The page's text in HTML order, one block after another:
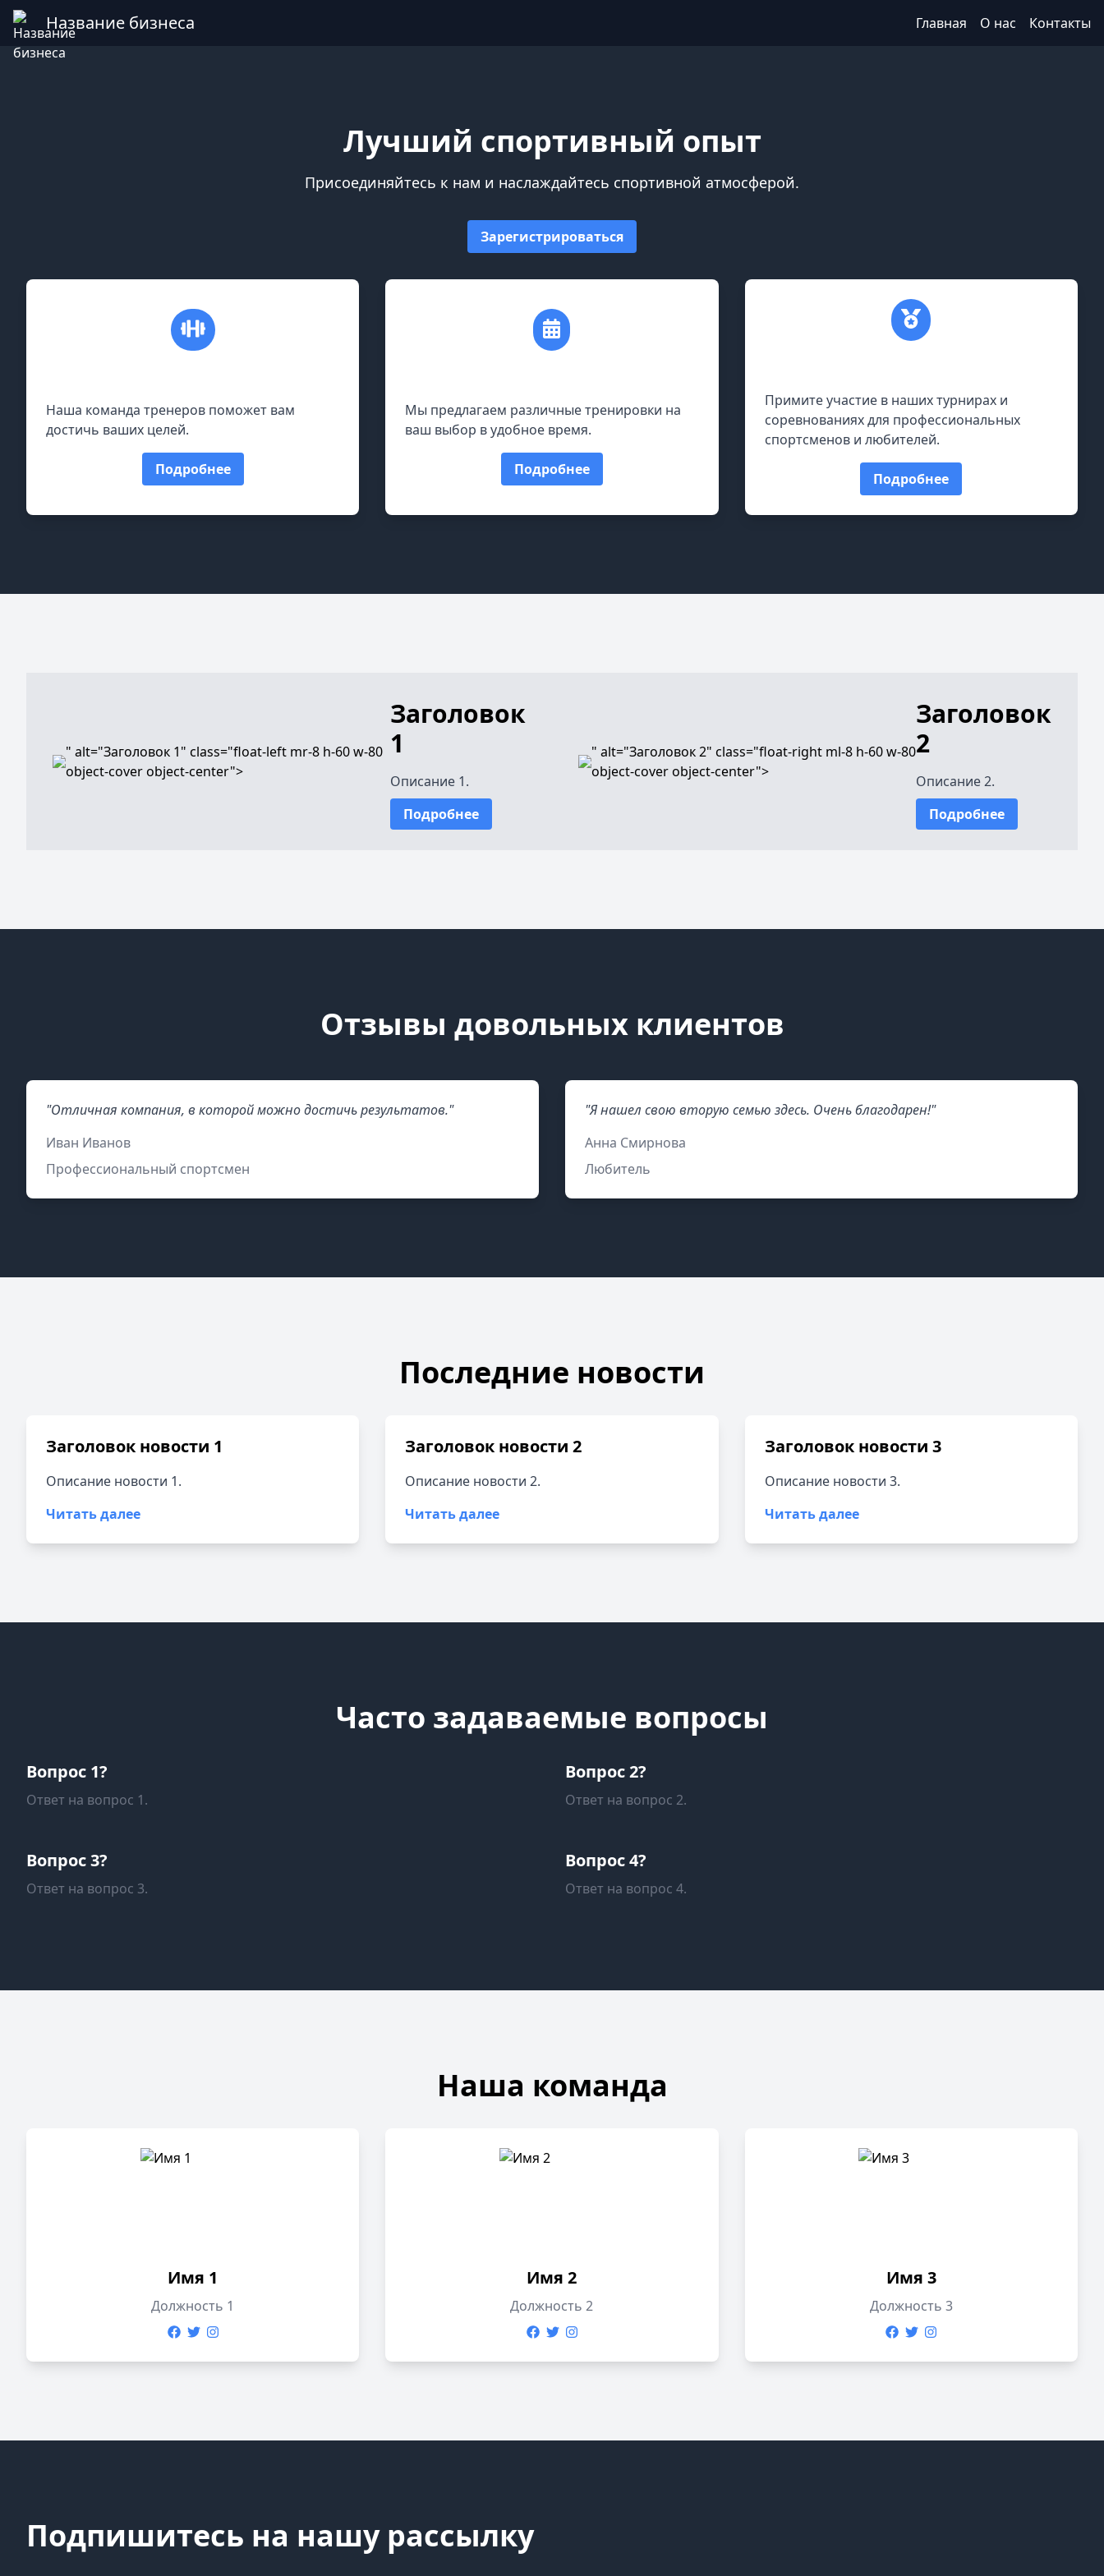
Название бизнеса Главная О нас Контакты
Лучший спортивный опыт
Присоединяйтесь к нам и наслаждайтесь спортивной атмосферой.
Зарегистрироваться
Наша команда тренеров поможет вам
достичь ваших целей.
Подробнее
Мы предлагаем различные тренировки на
ваш выбор в удобное время.
Подробнее
Примите участие в наших турнирах и
соревнованиях для профессиональных
спортсменов и любителей.
Подробнее
" alt="Заголовок 1" class="float-left mr-8 h-60 w-80
object-cover object-center">
Заголовок
1
Описание 1.
Подробнее
" alt="Заголовок 2" class="float-right ml-8 h-60 w-80
object-cover object-center">
Заголовок
2
Описание 2.
Подробнее
Отзывы довольных клиентов
"Отличная компания, в которой можно достичь результатов."
Иван Иванов
Профессиональный спортсмен
"Я нашел свою вторую семью здесь. Очень благодарен!"
Анна Смирнова
Любитель
Последние новости
Заголовок новости 1
Описание новости 1.
Читать далее
Заголовок новости 2
Описание новости 2.
Читать далее
Заголовок новости 3
Описание новости 3.
Читать далее
Часто задаваемые вопросы
Вопрос 1?
Ответ на вопрос 1.
Вопрос 2?
Ответ на вопрос 2.
Вопрос 3?
Ответ на вопрос 3.
Вопрос 4?
Ответ на вопрос 4.
Наша команда
Имя 1
Должность 1
Имя 2
Должность 2
Имя 3
Должность 3
Подпишитесь на нашу рассылку